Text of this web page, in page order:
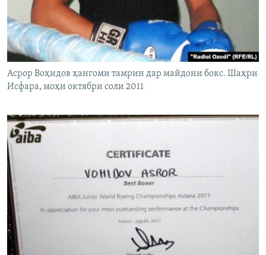
Асрор Воҳидов ҳангоми тамрин дар майдони бокс. Шаҳри
Исфара, моҳи октябри соли 2011